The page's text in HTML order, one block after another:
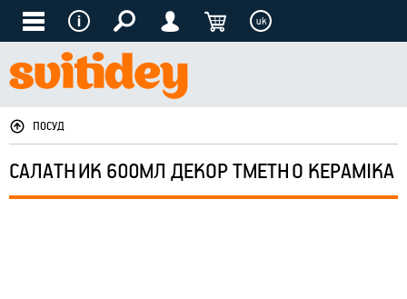
uk
ПОСУД
САЛАТНИК 600МЛ ДЕКОР ТМЕТНО КЕРАМІКА